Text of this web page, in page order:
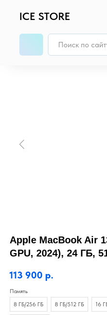
ICE STORE
Главная / MacBook /
Apple MacBook Air
GPU, 2024), 24 ГБ,
113 900 р.
Память
8 ГБ/256 ГБ
8 ГБ/512 ГБ 16